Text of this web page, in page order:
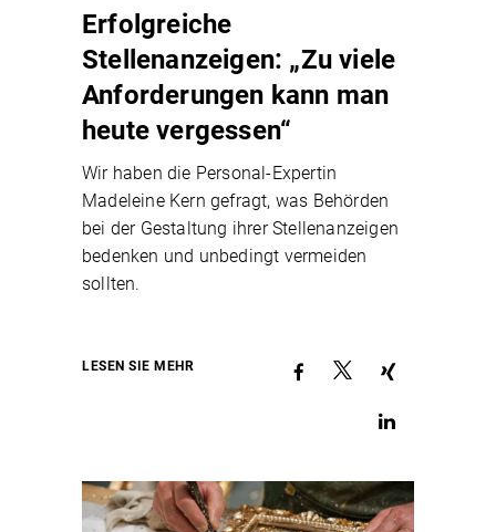
Erfolgreiche
Stellenanzeigen: „Zu viele
Anforderungen kann man
heute vergessen“
Wir haben die Personal-Expertin
Madeleine Kern gefragt, was Behörden
bei der Gestaltung ihrer Stellenanzeigen
bedenken und unbedingt vermeiden
sollten.
LESEN SIE MEHR